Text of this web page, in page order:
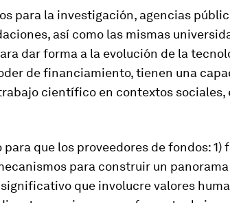
para la investigación, agencias
así como las mismas
dar forma a la evolución de la
de financiamiento, tienen una
científico en contextos sociales,
que los proveedores de fondos: 1)
para construir un panorama
que involucre valores